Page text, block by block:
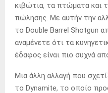
κιβώτια, τα πτώματα και
πώλησης. Με αυτήν την
το Double Barrel Shotgun
αναμένετε ότι τα
έδαφος είναι πιο συχνά
Μια άλλη αλλαγή που
το Dynamite, το οποίο